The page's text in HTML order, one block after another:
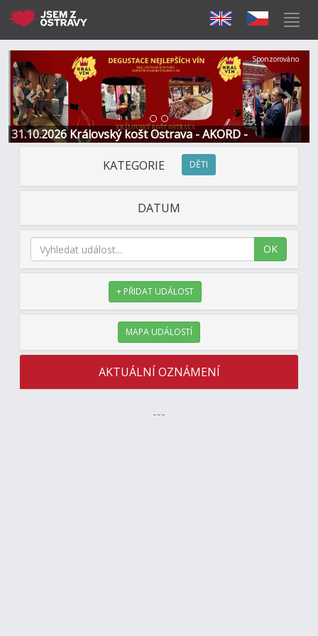
31.10.2026 Královský košt Ostrava - AKORD -
Restaurace a Hotel
Předchozí Další
Sponzorováno
KATEGORIE DĚTI
DATUM
OK
+ PŘIDAT UDÁLOST
MAPA UDÁLOSTÍ
AKTUÁLNÍ OZNÁMENÍ
---